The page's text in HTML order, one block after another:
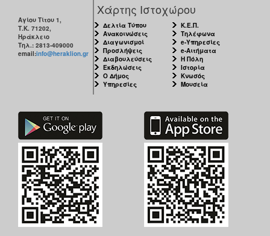
Αγίου Τίτου 1,
Τ.Κ. 71202,
Ηράκλειο
Τηλ.: 2813-409000
email:info@heraklion.gr
Χάρτης Ιστοχώρου
Δελτία Τύπου
Ανακοινώσεις
Διαγωνισμοί
Προσλήψεις
Διαβουλεύσεις
Εκδηλώσεις
Ο Δήμος
Υπηρεσίες
Κ.Ε.Π.
Τηλέφωνα
e-Υπηρεσίες
e-Αιτήματα
Η Πόλη
Ιστορία
Κνωσός
Μουσεία